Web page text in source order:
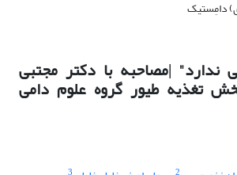
ندارد" |مصاحبه با دکتر مجتبی
تغذیه طیور گروه علوم دامی